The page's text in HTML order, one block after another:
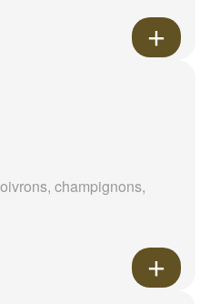
champignons,